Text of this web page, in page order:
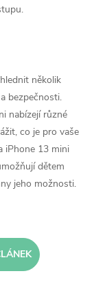
několik
bezpečnosti.
nabízejí různé
co je pro vaše
iPhone 13 mini
dětem
jeho možnosti.